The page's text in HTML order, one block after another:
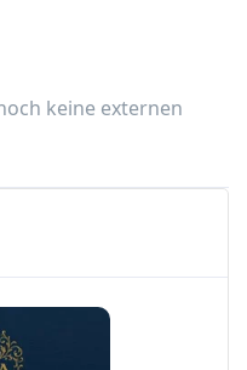
keine externen